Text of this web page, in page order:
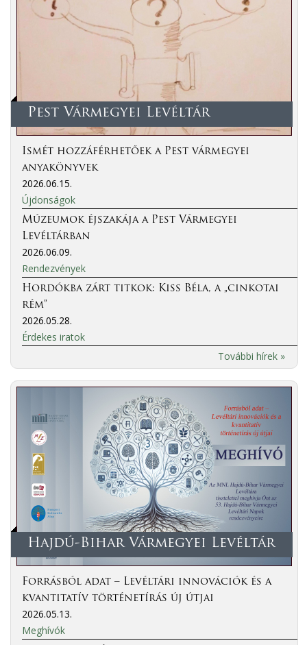
Pest Vármegyei Levéltár
Ismét hozzáférhetőek a Pest vármegyei
anyakönyvek
2026.06.15.
Újdonságok
Múzeumok éjszakája a Pest Vármegyei
Levéltárban
2026.06.09.
Rendezvények
Hordókba zárt titkok: Kiss Béla, a „cinkotai
rém”
2026.05.28.
Érdekes iratok
További hírek »
Hajdú-Bihar Vármegyei Levéltár
Forrásból adat – Levéltári innovációk és a
kvantitatív történetírás új útjai
2026.05.13.
Meghívók